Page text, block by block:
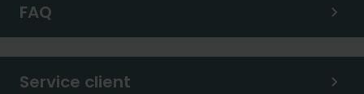
FAQ
Service client